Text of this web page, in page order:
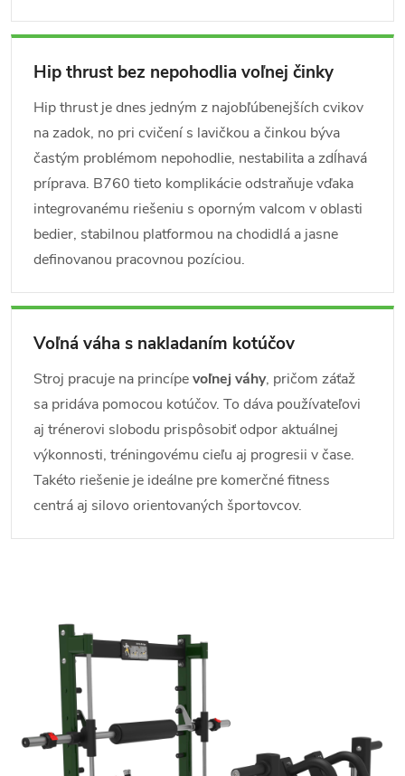
Hip thrust bez nepohodlia voľnej činky
Hip thrust je dnes jedným z najobľúbenejších cvikov
na zadok, no pri cvičení s lavičkou a činkou býva
častým problémom nepohodlie, nestabilita a zdĺhavá
príprava. B760 tieto komplikácie odstraňuje vďaka
integrovanému riešeniu s oporným valcom v oblasti
bedier, stabilnou platformou na chodidlá a jasne
definovanou pracovnou pozíciou.
Voľná váha s nakladaním kotúčov
Stroj pracuje na princípevoľnej váhy, pričom záťaž
sa pridáva pomocou kotúčov. To dáva používateľovi
aj trénerovi slobodu prispôsobiť odpor aktuálnej
výkonnosti, tréningovému cieľu aj progresii v čase.
Takéto riešenie je ideálne pre komerčné fitness
centrá aj silovo orientovaných športovcov.